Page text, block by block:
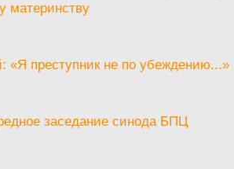
материнству
«Я преступник не по убеждению...»
заседание синода БПЦ